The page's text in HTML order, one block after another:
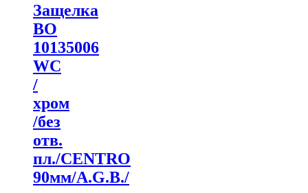
Защелка
ВО
10135006
WC
/
хром
/без
отв.
пл./CENTRO
90мм/A.G.B./